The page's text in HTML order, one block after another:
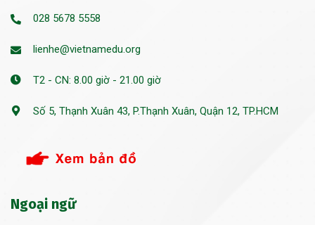
028 5678 5558
lienhe@vietnamedu.org
T2 - CN: 8.00 giờ - 21.00 giờ
Số 5, Thạnh Xuân 43, P.Thạnh Xuân, Quận 12, TP.HCM
Ngoại ngữ